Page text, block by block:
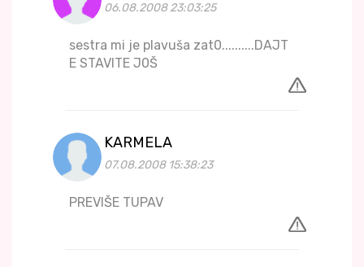
06.08.2008 23:03:25
sestra mi je plavuša zat0..........DAJT
E STAVITE J0Š
KARMELA
07.08.2008 15:38:23
PREVIŠE TUPAV